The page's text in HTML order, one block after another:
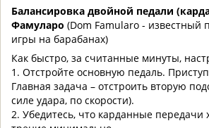
Балансировка двойной педали
Фамуларо (Dom Famularo - известный
игры на барабанах)
Как быстро, за считанные минуты,
1. Отстройте основную педаль.
Главная задача – отстроить вторую
силе удара, по скорости).
2. Убедитесь, что карданные